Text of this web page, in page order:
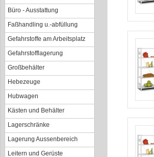
Büro - Ausstattung
Faßhandling u.-abfüllung
Gefahrstoffe am Arbeitsplatz
Gefahrstofflagerung
Großbehälter
Hebezeuge
Hubwagen
Kästen und Behälter
Lagerschränke
Lagerung Aussenbereich
Leitern und Gerüste